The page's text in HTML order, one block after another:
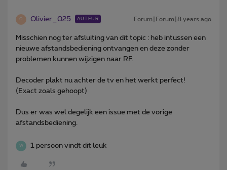
O Olivier_025 AUTEUR Forum|Forum|8 years ago
Misschien nog ter afsluiting van dit topic : heb intussen een
nieuwe afstandsbediening ontvangen en deze zonder
problemen kunnen wijzigen naar RF.
Decoder plakt nu achter de tv en het werkt perfect!
(Exact zoals gehoopt)
Dus er was wel degelijk een issue met de vorige
afstandsbediening.
W 1 persoon vindt dit leuk